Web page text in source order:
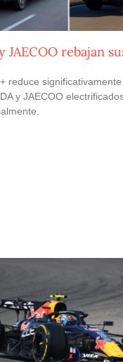
JAECOO rebajan
reduce
y JAECOO